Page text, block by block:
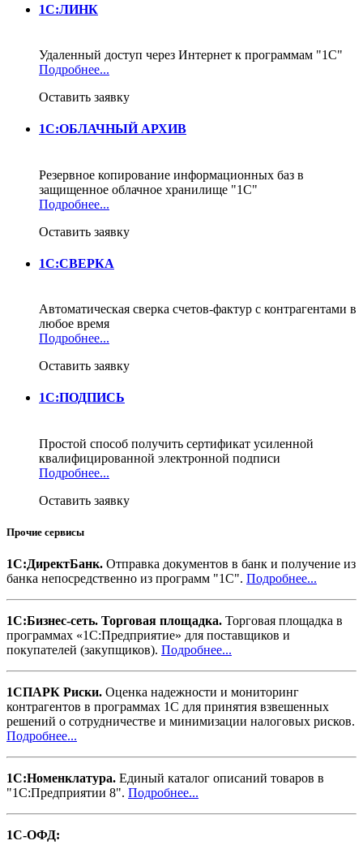
1С:ЛИНК
Удаленный доступ через Интернет к программам "1С"
Подробнее...
Оставить заявку
1С:ОБЛАЧНЫЙ АРХИВ
Резервное копирование информационных баз в
защищенное облачное хранилище "1С"
Подробнее...
Оставить заявку
1С:СВЕРКА
Автоматическая сверка счетов-фактур с контрагентами в
любое время
Подробнее...
Оставить заявку
1С:ПОДПИСЬ
Простой способ получить сертификат усиленной
квалифицированной электронной подписи
Подробнее...
Оставить заявку
Прочие сервисы
1С:ДиректБанк. Отправка документов в банк и получение из
банка непосредственно из программ "1С". Подробнее...
1С:Бизнес-сеть. Торговая площадка. Торговая площадка в
программах «1С:Предприятие» для поставщиков и
покупателей (закупщиков). Подробнее...
1СПАРК Риски. Оценка надежности и мониторинг
контрагентов в программах 1С для принятия взвешенных
решений о сотрудничестве и минимизации налоговых рисков.
Подробнее...
1С:Номенклатура. Единый каталог описаний товаров в
"1С:Предприятии 8". Подробнее...
1С-ОФД: